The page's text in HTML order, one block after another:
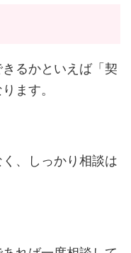
るかといえば「契
ます。
、しっかり相談は